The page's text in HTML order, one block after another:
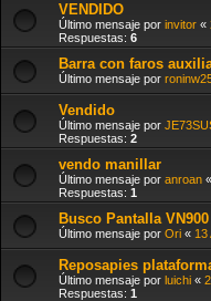
VENDIDO
Último mensaje por invitor «
Respuestas: 6
Barra con faros
Último mensaje por
Vendido
Último mensaje por
Respuestas: 2
vendo manillar
Último mensaje por anroan «
Respuestas: 1
Busco Pantalla
Último mensaje por Ori « 13
Reposapies
Último mensaje por luichi «
Respuestas: 1